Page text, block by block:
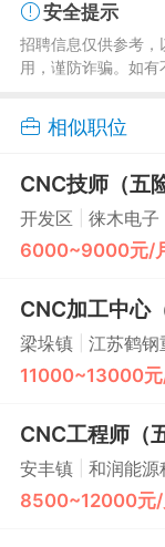
安全提示
招聘信息仅供参考
用，谨防诈骗。如有
相似职位
CNC技师（五
开发区 徕木电子
6000~9000元/
CNC加工中心
梁垛镇
江苏鹤钢
11000~13000元
CNC工程师（
安丰镇
和润能源
8500~12000元/